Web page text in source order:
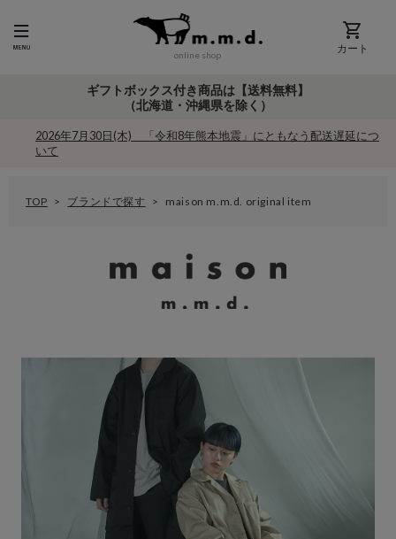
online shop カート
ギフトボックス付き商品は【送料無料】
（北海道・沖縄県を除く）
2026年7月30日(木) 「令和8年熊本地震」にともなう配送遅延につ
いて
TOP ブランドで探す maison m.m.d. original item